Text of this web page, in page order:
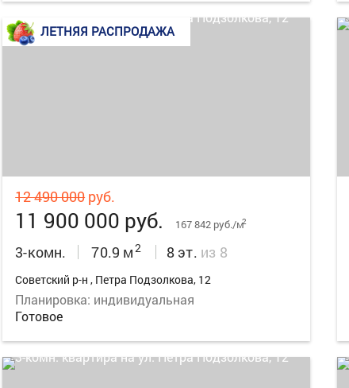
ЛЕТНЯЯ РАСПРОДАЖА
12 490 000руб.
11 900 000 руб. 167 842 руб./м2
3-комн. 70.9 м2 8 эт. из 8
Советский р-н , Петра Подзолкова, 12
Планировка: индивидуальная
Готовое